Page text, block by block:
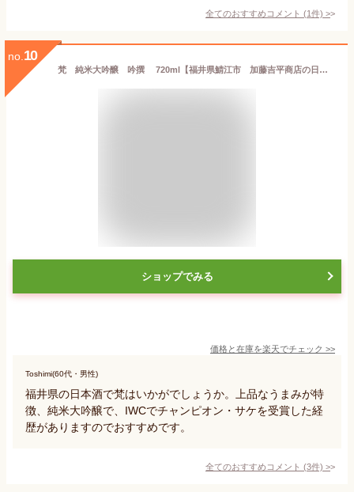
全てのおすすめコメント (1件) >
no. 10
梵 純米大吟醸 吟撰 720ml【福井県鯖江市 加藤吉平商店の日本酒】
ショップでみる
価格と在庫を楽天でチェック >>
Toshimi(60代・男性)
福井県の日本酒で梵はいかがでしょうか。上品なうまみが特
徴、純米大吟醸で、IWCでチャンピオン・サケを受賞した経
歴がありますのでおすすめです。
全てのおすすめコメント (3件) >